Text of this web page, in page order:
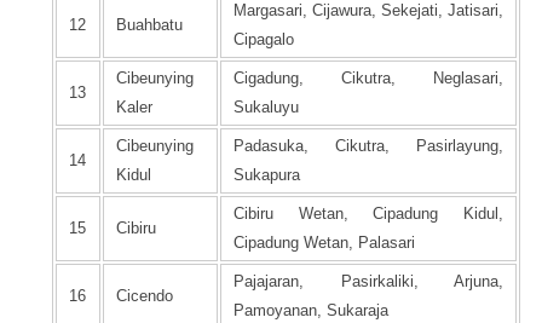
12 Buahbatu
Margasari, Cijawura, Sekejati, Jatisari,
Cipagalo
13
Cibeunying
Kaler
Cigadung, Cikutra, Neglasari,
Sukaluyu
14
Cibeunying
Kidul
Padasuka, Cikutra, Pasirlayung,
Sukapura
15 Cibiru
Cibiru Wetan, Cipadung Kidul,
Cipadung Wetan, Palasari
16 Cicendo
Pajajaran, Pasirkaliki, Arjuna,
Pamoyanan, Sukaraja